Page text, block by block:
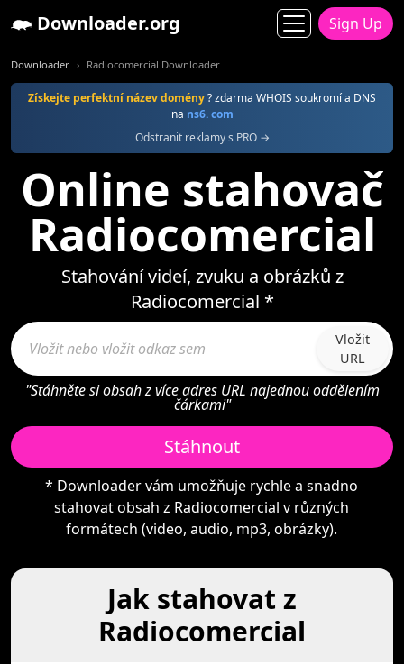
Downloader.org Sign Up
Downloader Radiocomercial Downloader
Získejte perfektní název domény? zdarma WHOIS soukromí a DNS
na ns6. com
Odstranit reklamy s PRO →
Online stahovač
Radiocomercial
Stahování videí, zvuku a obrázků z
Radiocomercial *
Vložit
URL
"Stáhněte si obsah z více adres URL najednou oddělením
čárkami"
Stáhnout
* Downloader vám umožňuje rychle a snadno
stahovat obsah z Radiocomercial v různých
formátech (video, audio, mp3, obrázky).
Jak stahovat z
Radiocomercial